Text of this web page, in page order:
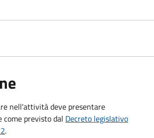
nell'attività deve presentare
come previsto dal Decreto legislativo
.